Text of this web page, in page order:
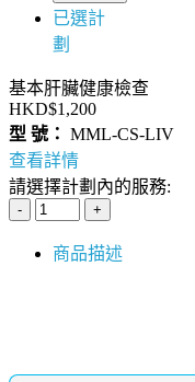
已選計
劃
基本肝臟健康檢查
HKD$1,200
型 號： MML-CS-LIV
查看詳情
請選擇計劃內的服務:
商品描述